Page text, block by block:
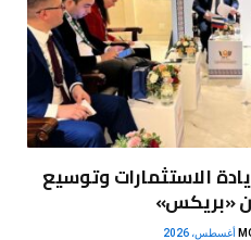
الاستثمارات وتوسيع
«بريكس»